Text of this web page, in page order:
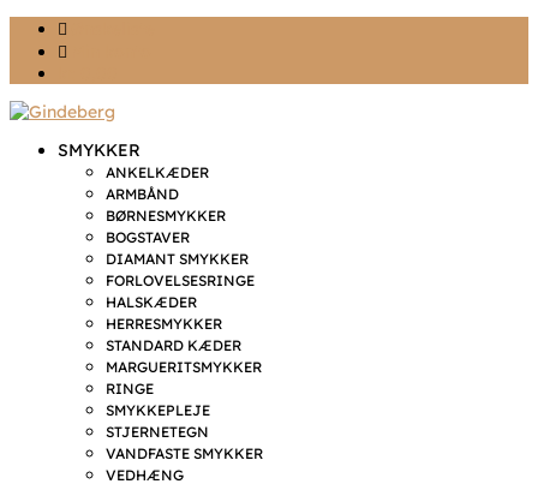
SMYKKER
ANKELKÆDER
ARMBÅND
BØRNESMYKKER
BOGSTAVER
DIAMANT SMYKKER
FORLOVELSESRINGE
HALSKÆDER
HERRESMYKKER
STANDARD KÆDER
MARGUERITSMYKKER
RINGE
SMYKKEPLEJE
STJERNETEGN
VANDFASTE SMYKKER
VEDHÆNG